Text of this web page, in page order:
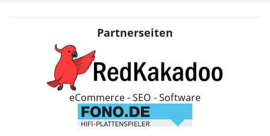
Partnerseiten
eCommerce - SEO - Software